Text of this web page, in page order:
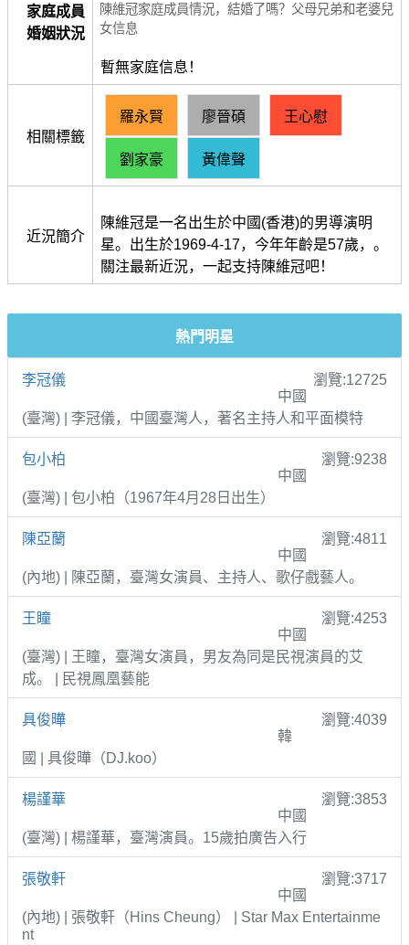
家庭成員
婚姻狀況
陳維冠家庭成員情況，結婚了嗎？父母兄弟和老婆兒
女信息
暫無家庭信息！
相關標籤
羅永賢 廖晉碩 王心慰
劉家豪 黃偉聲
近況簡介
陳維冠是一名出生於中國(香港)的男導演明
星。出生於1969-4-17，今年年齡是57歲，。
關注最新近況，一起支持陳維冠吧！
熱門明星
李冠儀
瀏覽:12725
中國
(臺灣) | 李冠儀，中國臺灣人，著名主持人和平面模特
包小柏
瀏覽:9238
中國
(臺灣) | 包小柏（1967年4月28日出生）
陳亞蘭
瀏覽:4811
中國
(內地) | 陳亞蘭，臺灣女演員、主持人、歌仔戲藝人。
王瞳
瀏覽:4253
中國
(臺灣) | 王瞳，臺灣女演員，男友為同是民視演員的艾
成。 | 民視鳳凰藝能
具俊曄
瀏覽:4039
韓
國 | 具俊曄（DJ.koo）
楊謹華
瀏覽:3853
中國
(臺灣) | 楊謹華，臺灣演員。15歲拍廣告入行
張敬軒
瀏覽:3717
中國
(內地) | 張敬軒（Hins Cheung） | Star Max Entertainme
nt